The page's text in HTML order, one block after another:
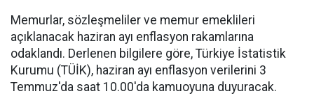
Memurlar, sözleşmeliler ve memur emeklileri
açıklanacak haziran ayı enflasyon rakamlarına
odaklandı. Derlenen bilgilere göre, Türkiye İstatistik
Kurumu (TÜİK), haziran ayı enflasyon verilerini 3
Temmuz'da saat 10.00'da kamuoyuna duyuracak.